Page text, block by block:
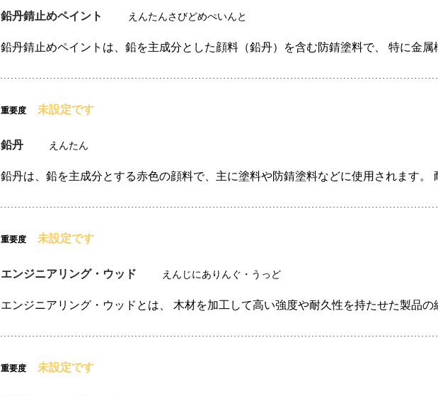
鉛丹錆止めペイント えんたんさびどめぺいんと
重要度 未設定です
鉛丹 えんたん
重要度 未設定です
エンジニアリング・ウッド えんじにありんぐ・うっど
重要度 未設定です